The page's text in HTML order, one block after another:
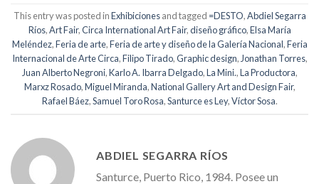
This entry was posted inExhibicionesand tagged =DESTO,Abdiel Segarra
Ríos,Art Fair,Circa International Art Fair,diseño gráfico,Elsa María
Meléndez,Feria de arte,Feria de arte y diseño de la Galería Nacional,Feria
Internacional de Arte Circa,Filipo Tirado,Graphic design,Jonathan Torres,
Juan Alberto Negroni,Karlo A. Ibarra Delgado,La Mini.,La Productora,
Marxz Rosado,Miguel Miranda,National Gallery Art and Design Fair,
Rafael Báez,Samuel Toro Rosa,Santurce es Ley,Víctor Sosa.
ABDIEL SEGARRA RÍOS
Santurce, Puerto Rico, 1984. Posee un